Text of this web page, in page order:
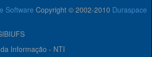
Software Copyright © 2002-2010 Duraspace
Informação - NTI